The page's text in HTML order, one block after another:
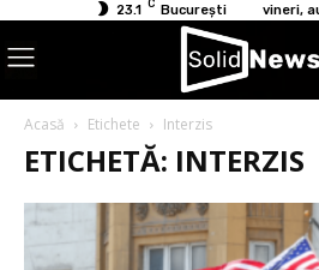
23.1 C București vineri,
Acasă Etichete Interzis
ETICHETĂ: INTERZIS